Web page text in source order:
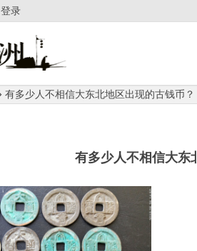
登录
有多少人不相信大东北地区出现的古钱币？
有多少人不相信大东